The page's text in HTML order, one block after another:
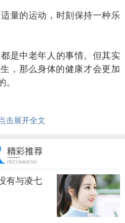
的运动，时刻保持一种乐
中老年人的事情。但其实
，那么身体的健康才会更加
。
的工作。这样就能减少很多
秀目网 / 探索 /文化
击展开全文
有与凌七